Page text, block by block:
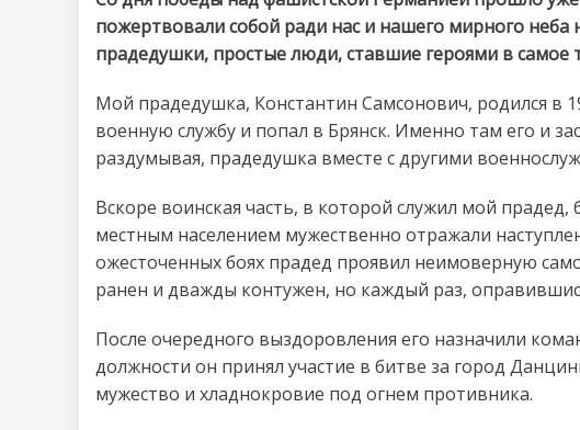
пожертвовали собой ради нас и нашего мирного
прадедушки, простые люди, ставшие героями в самое
Мой прадедушка, Константин Самсонович, родился в
военную службу и попал в Брянск. Именно там его и
раздумывая, прадедушка вместе с другими
Вскоре воинская часть, в которой служил мой
местным населением мужественно отражали
ожесточенных боях прадед проявил неимоверную
ранен и дважды контужен, но каждый раз,
После очередного выздоровления его назначили
должности он принял участие в битве за город
мужество и хладнокровие под огнем противника.